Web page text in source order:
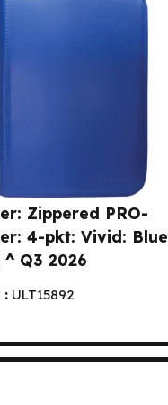
Zippered PRO-
4-pkt: Vivid: Blue
^ Q3 2026
: ULT15892